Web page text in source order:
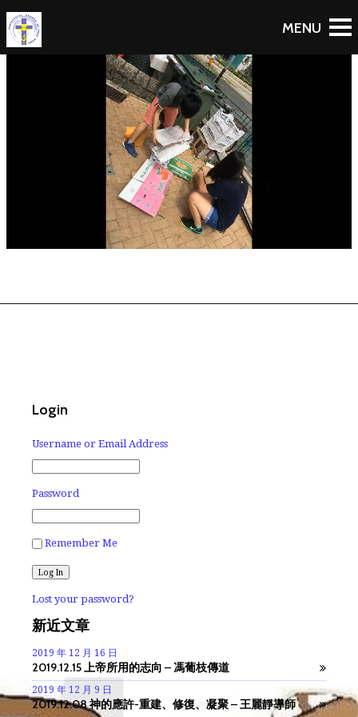
Login
Username or Email Address
Password
Remember Me
Lost your password?
新近文章
2019 年 12 月 16 日
2019.12.15 上帝所用的志向 – 馮葡枝傳道
2019 年 12 月 9 日
2019.12.08 神的應許-重建、修復、凝聚 – 王麗靜導師